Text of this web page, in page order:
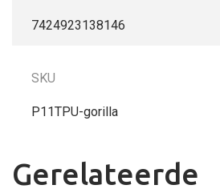
7424923138146
SKU
P11TPU-gorilla
Gerelateerde